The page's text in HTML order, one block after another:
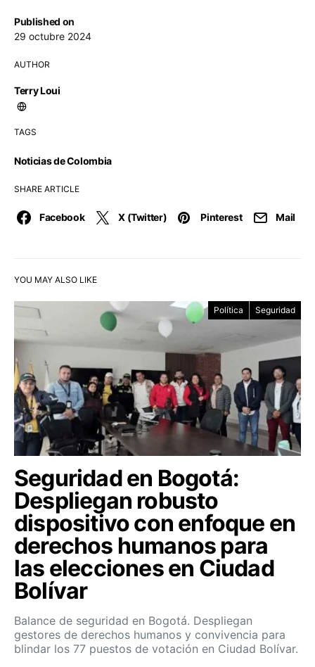
Published on
29 octubre 2024
AUTHOR
Terry Loui
TAGS
Noticias de Colombia
SHARE ARTICLE
Facebook X (Twitter) Pinterest Mail
YOU MAY ALSO LIKE
Política Seguridad
Seguridad en Bogotá:
Despliegan robusto
dispositivo con enfoque en
derechos humanos para
las elecciones en Ciudad
Bolívar
Balance de seguridad en Bogotá. Despliegan
gestores de derechos humanos y convivencia para
blindar los 77 puestos de votación en Ciudad Bolívar.